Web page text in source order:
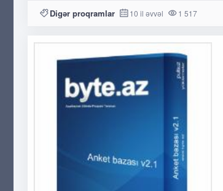
Digər proqramlar 10 il əvvəl 1 517